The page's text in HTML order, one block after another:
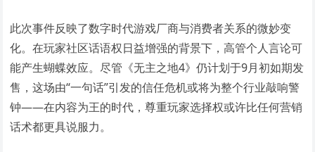
此次事件反映了数字时代游戏厂商与消费者关系的微妙变
化。在玩家社区话语权日益增强的背景下，高管个人言论可
能产生蝴蝶效应。尽管《无主之地4》仍计划于9月初如期发
售，这场由“一句话”引发的信任危机或将为整个行业敲响警
钟——在内容为王的时代，尊重玩家选择权或许比任何营销
话术都更具说服力。